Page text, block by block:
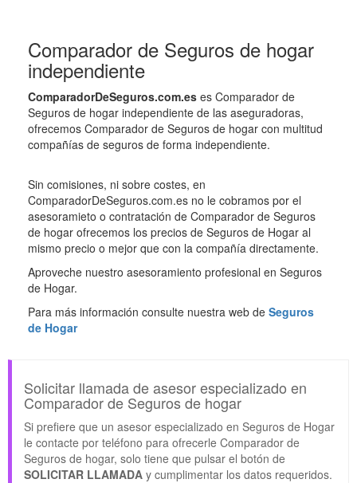
Comparador de Seguros de hogar
independiente
ComparadorDeSeguros.com.es es Comparador de
Seguros de hogar independiente de las aseguradoras,
ofrecemos Comparador de Seguros de hogar con multitud
compañías de seguros de forma independiente.
Sin comisiones, ni sobre costes, en
ComparadorDeSeguros.com.es no le cobramos por el
asesoramieto o contratación de Comparador de Seguros
de hogar ofrecemos los precios de Seguros de Hogar al
mismo precio o mejor que con la compañía directamente.
Aproveche nuestro asesoramiento profesional en Seguros
de Hogar.
Para más información consulte nuestra web de Seguros
de Hogar
Solicitar llamada de asesor especializado en
Comparador de Seguros de hogar
Si prefiere que un asesor especializado en Seguros de Hogar
le contacte por teléfono para ofrecerle Comparador de
Seguros de hogar, solo tiene que pulsar el botón de
SOLICITAR LLAMADA y cumplimentar los datos requeridos.